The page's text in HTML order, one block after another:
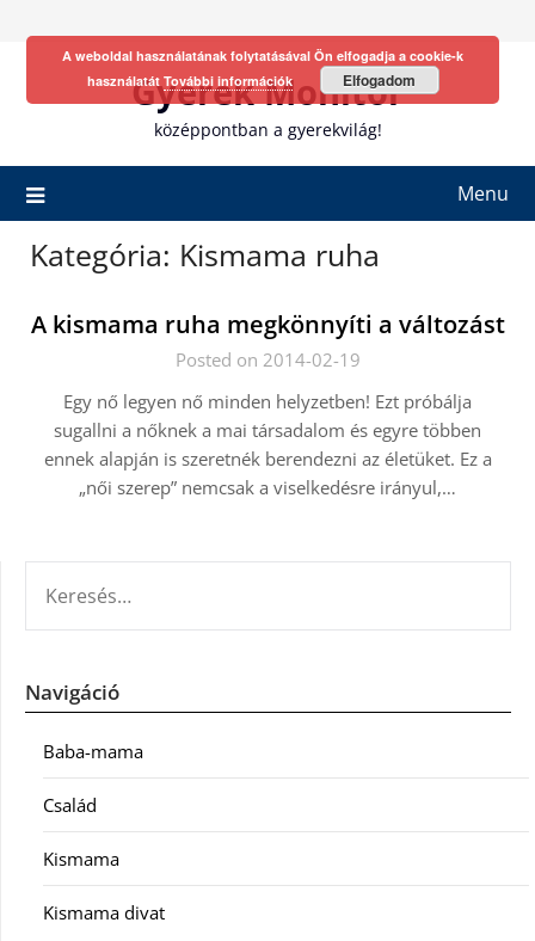
Gyerek Monitor
középpontban a gyerekvilág!
Menu
Kategória: Kismama ruha
A kismama ruha megkönnyíti a változást
Posted on 2014-02-19
Egy nő legyen nő minden helyzetben! Ezt próbálja
sugallni a nőknek a mai társadalom és egyre többen
ennek alapján is szeretnék berendezni az életüket. Ez a
„női szerep” nemcsak a viselkedésre irányul,…
Navigáció
Baba-mama
Család
Kismama
Kismama divat
A weboldal használatának folytatásával Ön elfogadja a cookie-k
használatát További információk Elfogadom